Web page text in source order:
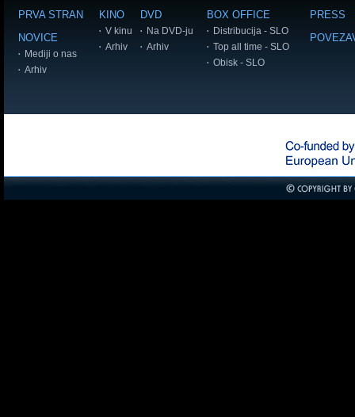
PRVA STRAN
NOVICE
Mediji o nas
Arhiv
KINO
V kinu
Arhiv
DVD
Na DVD-ju
Arhiv
BOX OFFICE
Distribucija - SLO
Top all time - SLO
Obisk - SLO
PRESS